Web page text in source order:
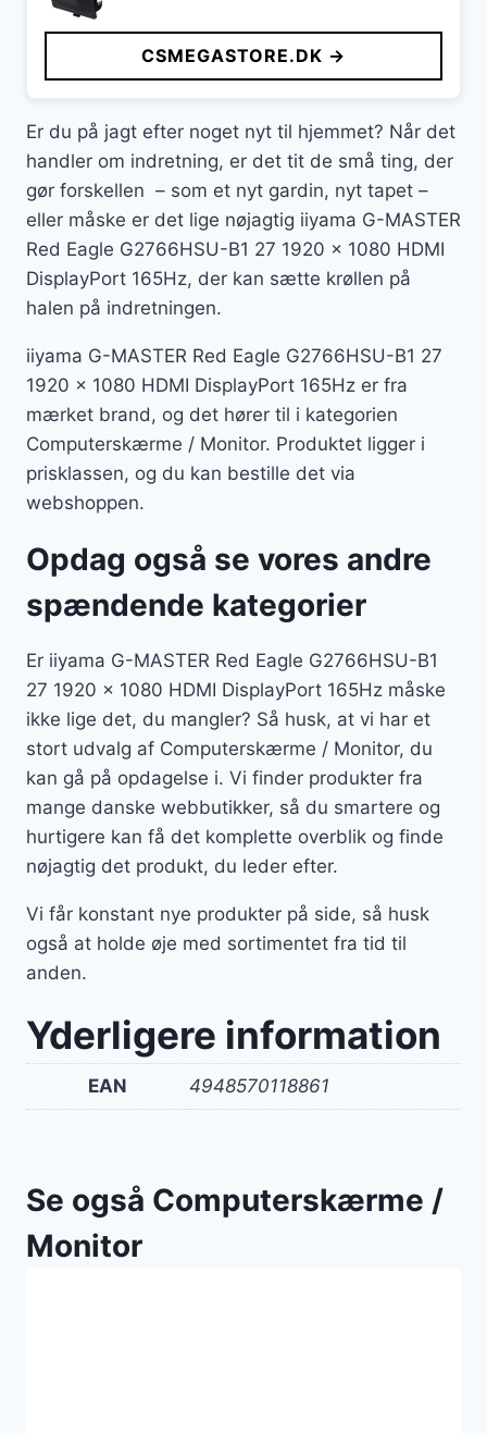
CSMEGASTORE.DK →
Er du på jagt efter noget nyt til hjemmet? Når det
handler om indretning, er det tit de små ting, der
gør forskellen – som et nyt gardin, nyt tapet –
eller måske er det lige nøjagtig iiyama G-MASTER
Red Eagle G2766HSU-B1 27 1920 x 1080 HDMI
DisplayPort 165Hz, der kan sætte krøllen på
halen på indretningen.
iiyama G-MASTER Red Eagle G2766HSU-B1 27
1920 x 1080 HDMI DisplayPort 165Hz er fra
mærket brand, og det hører til i kategorien
Computerskærme / Monitor. Produktet ligger i
prisklassen, og du kan bestille det via
webshoppen.
Opdag også se vores andre
spændende kategorier
Er iiyama G-MASTER Red Eagle G2766HSU-B1
27 1920 x 1080 HDMI DisplayPort 165Hz måske
ikke lige det, du mangler? Så husk, at vi har et
stort udvalg af Computerskærme / Monitor, du
kan gå på opdagelse i. Vi finder produkter fra
mange danske webbutikker, så du smartere og
hurtigere kan få det komplette overblik og finde
nøjagtig det produkt, du leder efter.
Vi får konstant nye produkter på side, så husk
også at holde øje med sortimentet fra tid til
anden.
Yderligere information
EAN 4948570118861
Se også Computerskærme /
Monitor